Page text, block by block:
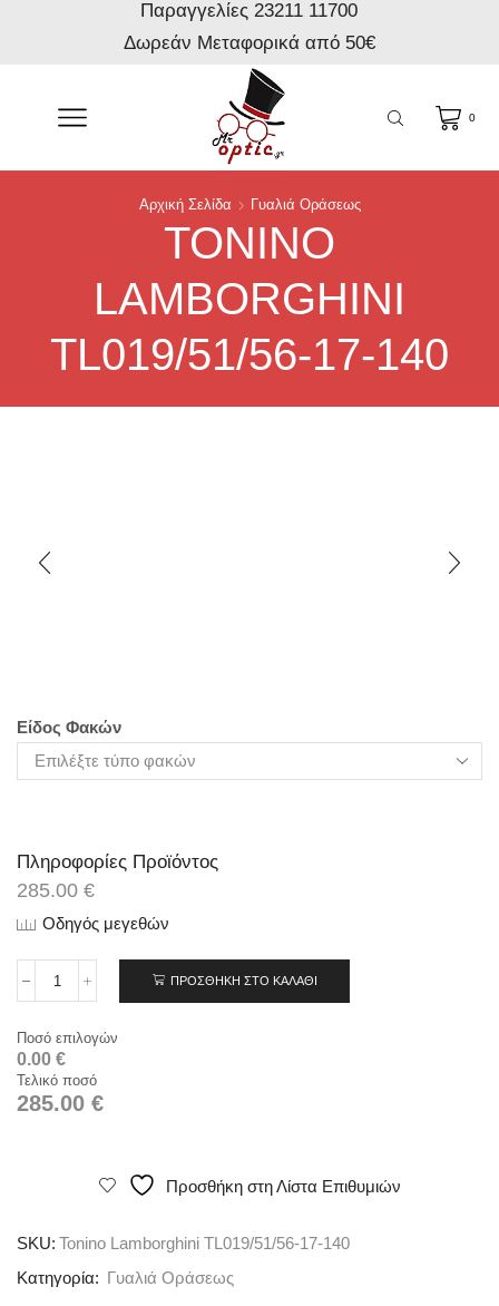
Παραγγελίες 23211 11700
Δωρεάν Μεταφορικά από 50€
0
Αρχική Σελίδα Γυαλιά Οράσεως
TONINO
LAMBORGHINI
TL019/51/56-17-140
Είδος Φακών
Πληροφορίες Προϊόντος
285.00 €
Οδηγός μεγεθών
ΠΡΟΣΘΉΚΗ ΣΤΟ ΚΑΛΆΘΙ
Ποσό επιλογών
0.00 €
Τελικό ποσό
285.00 €
Προσθήκη στη Λίστα Επιθυμιών
SKU: Tonino Lamborghini TL019/51/56-17-140
Κατηγορία: Γυαλιά Οράσεως